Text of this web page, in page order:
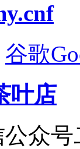
谷歌
叶店
公众